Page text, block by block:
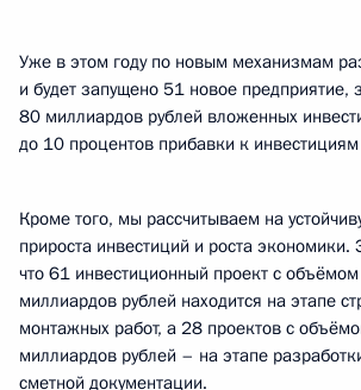
Уже в этом году по новым механизмам
и будет запущено 51 новое предприятие,
80 миллиардов рублей вложенных
до 10 процентов прибавки к
Кроме того, мы рассчитываем на
прироста инвестиций и роста экономики.
что 61 инвестиционный проект с
миллиардов рублей находится на этапе
монтажных работ, а 28 проектов с
миллиардов рублей – на этапе
сметной документации.